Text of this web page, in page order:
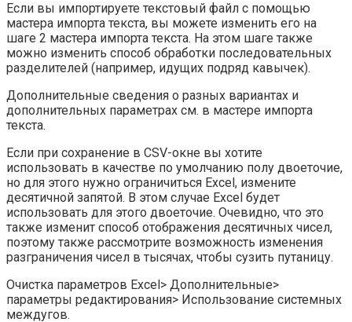
Если вы импортируете текстовый файл с помощью
мастера импорта текста, вы можете изменить его на
шаге 2 мастера импорта текста. На этом шаге также
можно изменить способ обработки последовательных
разделителей (например, идущих подряд кавычек).
Дополнительные сведения о разных вариантах и
дополнительных параметрах см. в мастере импорта
текста.
Если при сохранение в CSV-окне вы хотите
использовать в качестве по умолчанию полу двоеточие,
но для этого нужно ограничиться Excel, измените
десятичной запятой. В этом случае Excel будет
использовать для этого двоеточие. Очевидно, что это
также изменит способ отображения десятичных чисел,
поэтому также рассмотрите возможность изменения
разграничения чисел в тысячах, чтобы сузить путаницу.
Очистка параметров Excel> Дополнительные>
параметры редактирования> Использование системных
междугов.